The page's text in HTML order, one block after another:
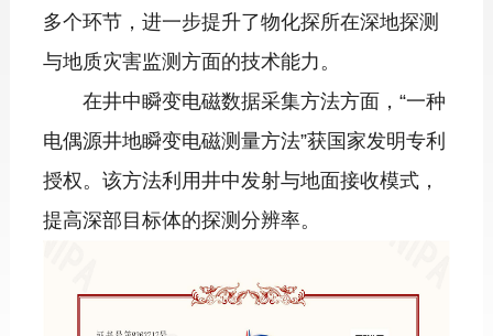
多个环节，进一步提升了物化探所在深地探测
与地质灾害监测方面的技术能力。
在井中瞬变电磁数据采集方法方面，“一种
电偶源井地瞬变电磁测量方法”获国家发明专利
授权。该方法利用井中发射与地面接收模式，
提高深部目标体的探测分辨率。